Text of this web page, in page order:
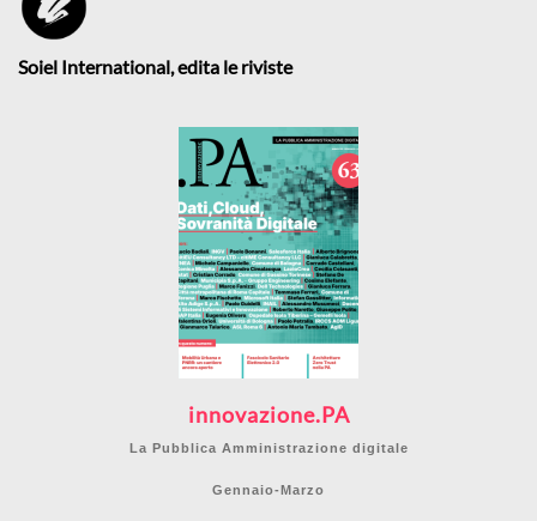
Soiel International, edita le riviste
innovazione.PA
La Pubblica Amministrazione digitale
Gennaio-Marzo